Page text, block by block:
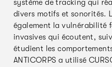
système de tracking qui
divers motifs et sonorités.
également la vulnérabilité
invasives qui écoutent,
étudient les
ANTICORPS a utilisé